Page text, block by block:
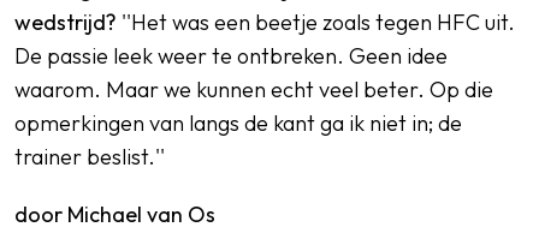
wedstrijd? ''Het was een beetje zoals tegen HFC uit.
De passie leek weer te ontbreken. Geen idee
waarom. Maar we kunnen echt veel beter. Op die
opmerkingen van langs de kant ga ik niet in; de
trainer beslist.''
door Michael van Os